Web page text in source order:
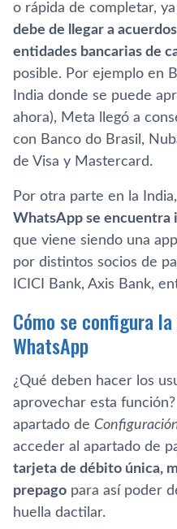
o rápida de completar,
debe de llegar a
entidades bancarias de
posible. Por ejemplo en
India donde se puede
ahora), Meta llegó a
con Banco do Brasil,
de Visa y Mastercard.
Por otra parte en la India,
WhatsApp se encuentra
que viene siendo una
por distintos socios de
ICICI Bank, Axis Bank,
Cómo se configura
WhatsApp
¿Qué deben hacer los
aprovechar esta
apartado de
acceder al apartado de
tarjeta de débito única,
prepago para así poder
huella dactilar.